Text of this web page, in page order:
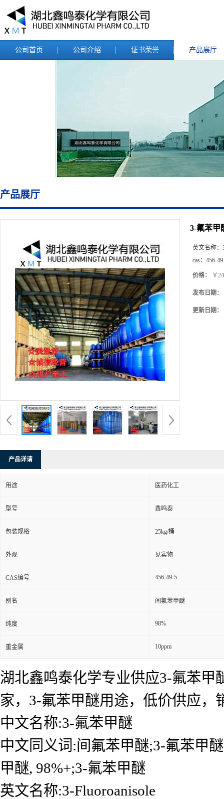
公司首页 公司介绍 证书荣誉 产品展厅
产品展厅
3-氟苯甲
英文名称：
cas： 456-
价格： ￥2/
发布日期：
更新日期：
产品详请
用途 医药化工
型号 鑫鸣泰
包装规格 25kg/桶
外观 见实物
CAS编号 456-49-5
别名 间氟苯甲醚
纯度 98%
重金属 10ppm
湖北鑫鸣泰化学专业供应3-氟苯甲
家，3-氟苯甲醚用途，低价供应
中文名称:3-氟苯甲醚
中文同义词:间氟苯甲醚;3-氟苯甲
甲醚, 98%+;3-氟苯甲醚
英文名称:3-Fluoroanisole